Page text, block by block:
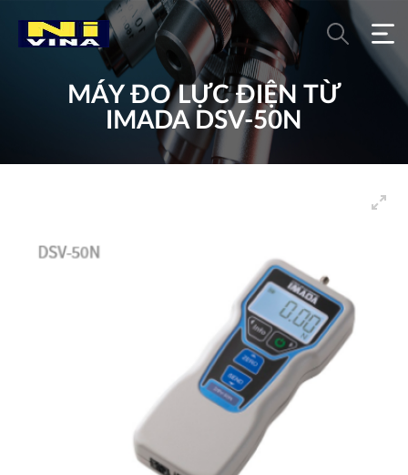
MÁY ĐO LỰC ĐIỆN TỪ
IMADA DSV-50N